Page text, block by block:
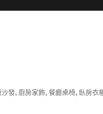
發, 廚房家飾, 餐廳桌椅, 臥房衣